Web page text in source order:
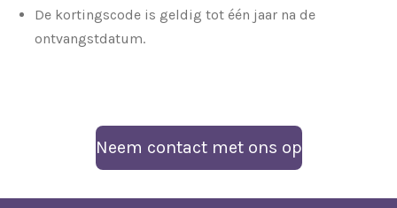
De kortingscode is geldig tot één jaar na de
ontvangstdatum.
Neem contact met ons op